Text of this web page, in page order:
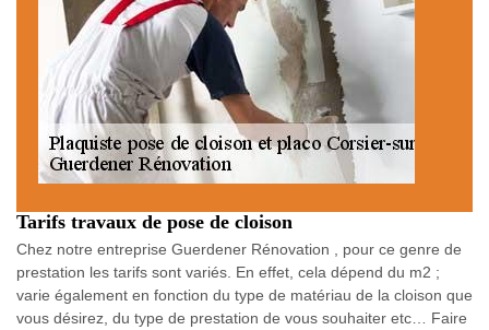
Tarifs travaux de pose de cloison
Chez notre entreprise Guerdener Rénovation , pour ce genre de
prestation les tarifs sont variés. En effet, cela dépend du m2 ;
varie également en fonction du type de matériau de la cloison que
vous désirez, du type de prestation de vous souhaiter etc… Faire